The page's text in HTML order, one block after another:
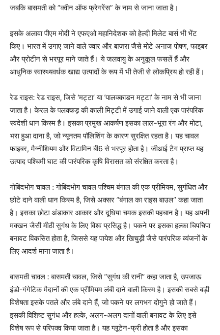
जबकि बासमती को “क्वीन ऑफ फ्रेगरेंस” के नाम से जाना जाता है।
इसके अलावा पीएम मोदी ने एफएओ महानिदेशक को हेल्दी मिलेट बार्स भी भेंट
किए। भारत में उगाए जाने वाले ज्वार और बाजरा जैसे मोटे अनाज पोषण, फाइबर
और प्रोटीन से भरपूर माने जाते हैं। ये जलवायु के अनुकूल फसलें हैं और
आधुनिक स्वास्थ्यवर्धक खाद्य उत्पादों के रूप में भी तेजी से लोकप्रिय हो रही हैं।
रेड राइस: रेड राइस, जिसे ‘मट्टा’ या ‘पालक्काडन मट्टा’ के नाम से भी जाना
जाता है। केरल के पलक्कड़ की काली मिट्टी में उगाई जाने वाली एक पारंपरिक
स्वदेशी धान किस्म है। इसका प्रमुख आकर्षण इसका लाल-भूरा रंग और मोटा,
भरा हुआ दाना है, जो न्यूनतम पॉलिशिंग के कारण सुरक्षित रहता है। यह चावल
फाइबर, मैग्नीशियम और विटामिन बी6 से भरपूर होता है। जीआई टैग प्राप्त यह
उत्पाद पश्चिमी घाट की पारंपरिक कृषि विरासत को संरक्षित करता है।
गोबिंदभोग चावल : गोबिंदभोग चावल पश्चिम बंगाल की एक प्रीमियम, सुगंधित और
छोटे दाने वाली धान किस्म है, जिसे अक्सर “बंगाल का राइस बाउल” कहा जाता
है। इसका छोटा अंडाकार आकार और दूधिया चमक इसकी पहचान है। यह अपनी
मक्खन जैसी मीठी सुगंध के लिए विश्व प्रसिद्ध है। पकने पर इसका हल्का चिपचिपा
बनावट विकसित होता है, जिससे यह पायेश और खिचुड़ी जैसे पारंपरिक व्यंजनों के
लिए आदर्श माना जाता है।
बासमती चावल : बासमती चावल, जिसे “सुगंध की रानी” कहा जाता है, उपजाऊ
इंडो-गंगेटिक मैदानों की एक प्रीमियम लंबी दाने वाली किस्म है। इसकी सबसे बड़ी
विशेषता इसके पतले और लंबे दाने हैं, जो पकने पर लगभग दोगुने हो जाते हैं।
इसकी विशिष्ट सुगंध और हल्के, अलग-अलग दानों वाली बनावट के लिए इसे
विशेष रूप से परिपक्व किया जाता है। यह ग्लूटेन-फ्री होता है और इसका